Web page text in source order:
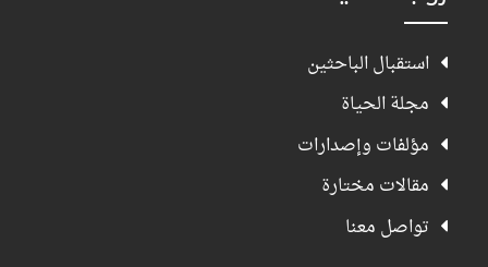
استقبال الباحثين
مجلة الحياة
مؤلفات وإصدارات
مقالات مختارة
تواصل معنا